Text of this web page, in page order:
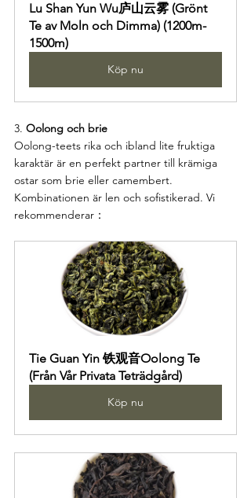
Lu Shan Yun Wu庐山云雾 (Grönt
Te av Moln och Dimma) (1200m-
1500m)
Köp nu
3. Oolong och brie
Oolong-teets rika och ibland lite fruktiga
karaktär är en perfekt partner till krämiga
ostar som brie eller camembert.
Kombinationen är len och sofistikerad. Vi
rekommenderar：
Tie Guan Yin 铁观音Oolong Te
(Från Vår Privata Teträdgård)
Köp nu